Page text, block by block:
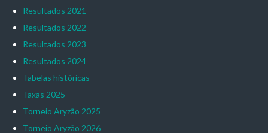
Resultados 2021
Resultados 2022
Resultados 2023
Resultados 2024
Tabelas históricas
Taxas 2025
Torneio Aryzão 2025
Torneio Aryzão 2026